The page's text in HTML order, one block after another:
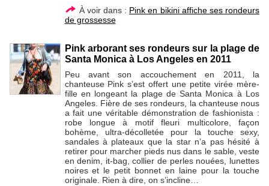
À voir dans : Pink en bikini affiche ses rondeurs
de grossesse
Pink arborant ses rondeurs sur la plage de
Santa Monica à Los Angeles en 2011
Peu avant son accouchement en 2011, la
chanteuse Pink s’est offert une petite virée mère-
fille en longeant la plage de Santa Monica à Los
Angeles. Fière de ses rondeurs, la chanteuse nous
a fait une véritable démonstration de fashionista :
robe longue à motif fleuri multicolore, façon
bohème, ultra-décolletée pour la touche sexy,
sandales à plateaux que la star n’a pas hésité à
retirer pour marcher pieds nus dans le sable, veste
en denim, it-bag, collier de perles nouées, lunettes
noires et le petit bonnet en laine pour la touche
originale. Rien à dire, on s’incline…